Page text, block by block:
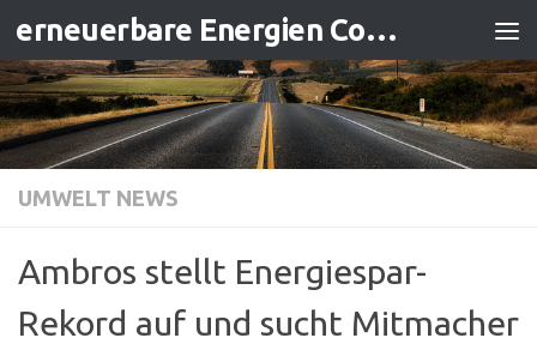
Zum Inhalt springen erneuerbare Energien Contracting
UMWELT NEWS
Ambros stellt Energiespar-
Rekord auf und sucht Mitmacher